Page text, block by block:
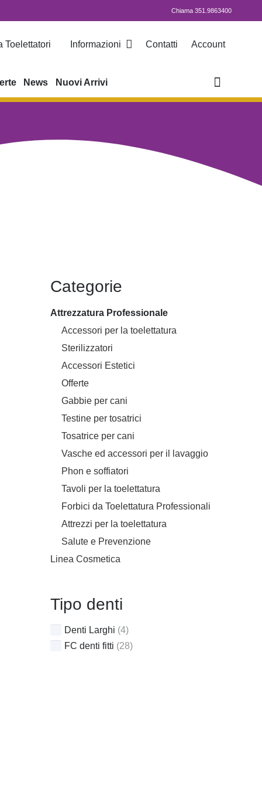
Chiama 351.9863400
Toelettatori Informazioni Contatti Account
News Nuovi Arrivi
Categorie
Attrezzatura Professionale
Accessori per la toelettatura
Sterilizzatori
Accessori Estetici
Offerte
Gabbie per cani
Testine per tosatrici
Tosatrice per cani
Vasche ed accessori per il lavaggio
Phon e soffiatori
Tavoli per la toelettatura
Forbici da Toelettatura Professionali
Attrezzi per la toelettatura
Salute e Prevenzione
Linea Cosmetica
Tipo denti
Denti Larghi (4)
FC denti fitti (28)